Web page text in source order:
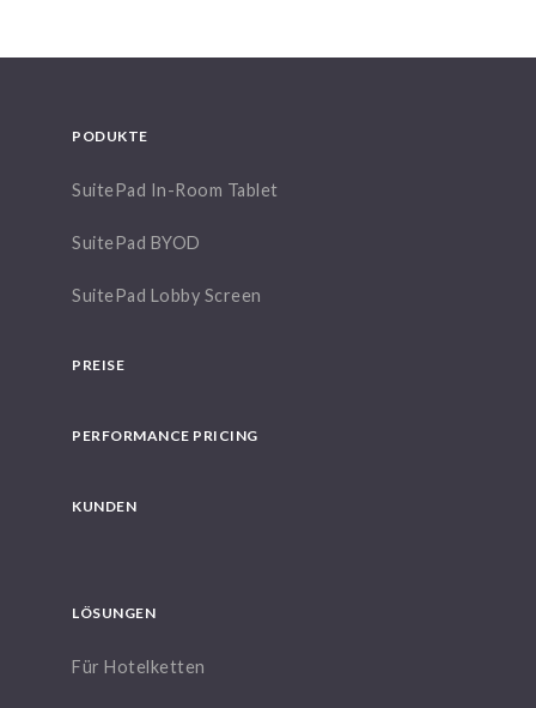
PODUKTE
SuitePad In-Room Tablet
SuitePad BYOD
SuitePad Lobby Screen
PREISE
PERFORMANCE PRICING
KUNDEN
LÖSUNGEN
Für Hotelketten